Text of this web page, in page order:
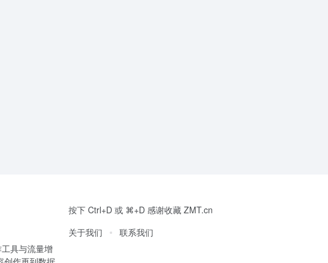
具与流量增
按下 Ctrl+D 或 ⌘+D 感谢收藏 ZMT.cn
关于我们
联系我们